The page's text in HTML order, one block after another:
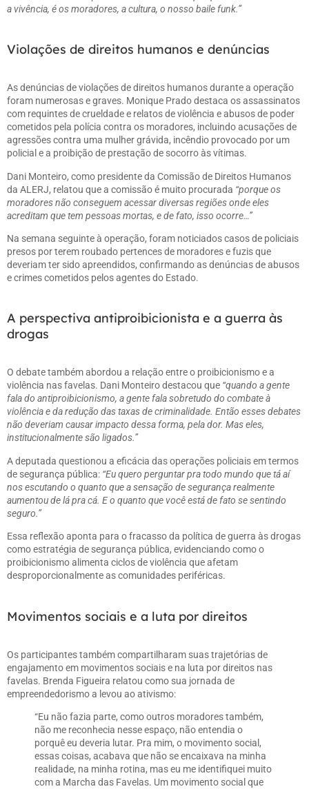
a vivência, é os moradores, a cultura, o nosso baile funk.”
Violações de direitos humanos e denúncias
As denúncias de violações de direitos humanos durante a operação
foram numerosas e graves. Monique Prado destaca os assassinatos
com requintes de crueldade e relatos de violência e abusos de poder
cometidos pela polícia contra os moradores, incluindo acusações de
agressões contra uma mulher grávida, incêndio provocado por um
policial e a proibição de prestação de socorro às vítimas.
Dani Monteiro, como presidente da Comissão de Direitos Humanos
da ALERJ, relatou que a comissão é muito procurada “porque os
moradores não conseguem acessar diversas regiões onde eles
acreditam que tem pessoas mortas, e de fato, isso ocorre…”
Na semana seguinte à operação, foram noticiados casos de policiais
presos por terem roubado pertences de moradores e fuzis que
deveriam ter sido apreendidos, confirmando as denúncias de abusos
e crimes cometidos pelos agentes do Estado.
A perspectiva antiproibicionista e a guerra às
drogas
O debate também abordou a relação entre o proibicionismo e a
violência nas favelas. Dani Monteiro destacou que “quando a gente
fala do antiproibicionismo, a gente fala sobretudo do combate à
violência e da redução das taxas de criminalidade. Então esses debates
não deveriam causar impacto dessa forma, pela dor. Mas eles,
institucionalmente são ligados.”
A deputada questionou a eficácia das operações policiais em termos
de segurança pública: “Eu quero perguntar pra todo mundo que tá aí
nos escutando o quanto que a sensação de segurança realmente
aumentou de lá pra cá. E o quanto que você está de fato se sentindo
seguro.”
Essa reflexão aponta para o fracasso da política de guerra às drogas
como estratégia de segurança pública, evidenciando como o
proibicionismo alimenta ciclos de violência que afetam
desproporcionalmente as comunidades periféricas.
Movimentos sociais e a luta por direitos
Os participantes também compartilharam suas trajetórias de
engajamento em movimentos sociais e na luta por direitos nas
favelas. Brenda Figueira relatou como sua jornada de
empreendedorismo a levou ao ativismo:
“Eu não fazia parte, como outros moradores também,
não me reconhecia nesse espaço, não entendia o
porquê eu deveria lutar. Pra mim, o movimento social,
essas coisas, acabava que não se encaixava na minha
realidade, na minha rotina, mas eu me identifiquei muito
com a Marcha das Favelas. Um movimento social que